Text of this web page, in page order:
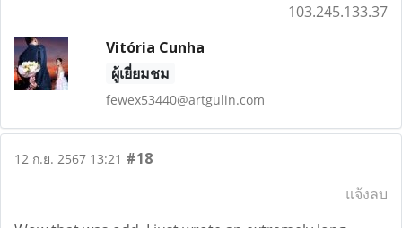
103.245.133.37
Vitória Cunha
ผู้เยี่ยมชม
fewex53440@artgulin.com
12 ก.ย. 2567 13:21 #18
แจ้งลบ